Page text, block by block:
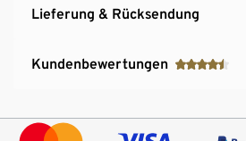
Lieferung & Rücksendung
Kundenbewertungen